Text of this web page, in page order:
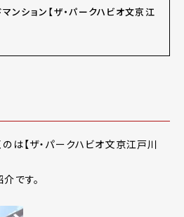
ンション【ザ・パークハビオ文京江
は【ザ・パークハビオ文京江戸川
です。